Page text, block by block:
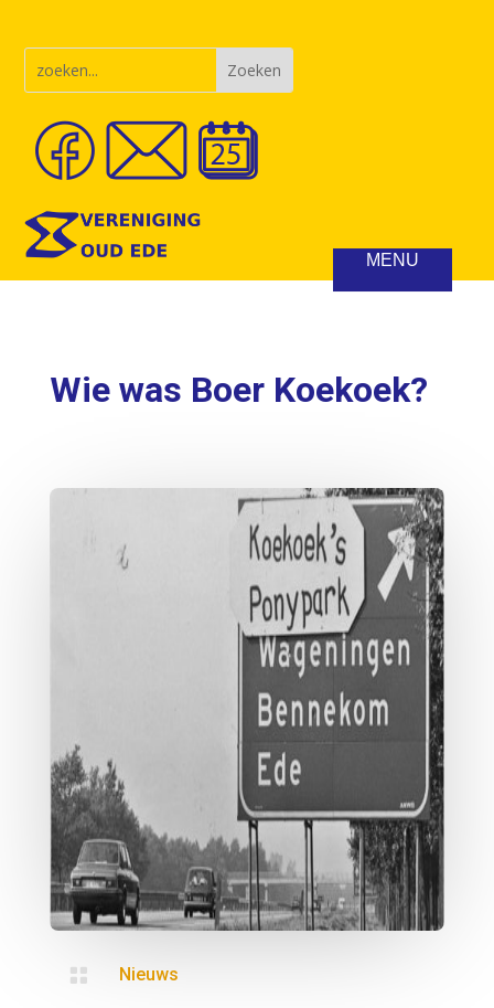
Wie was Boer Koekoek?
 Nieuws